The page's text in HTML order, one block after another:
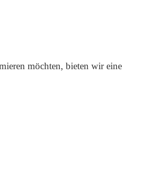
möchten, bieten wir eine